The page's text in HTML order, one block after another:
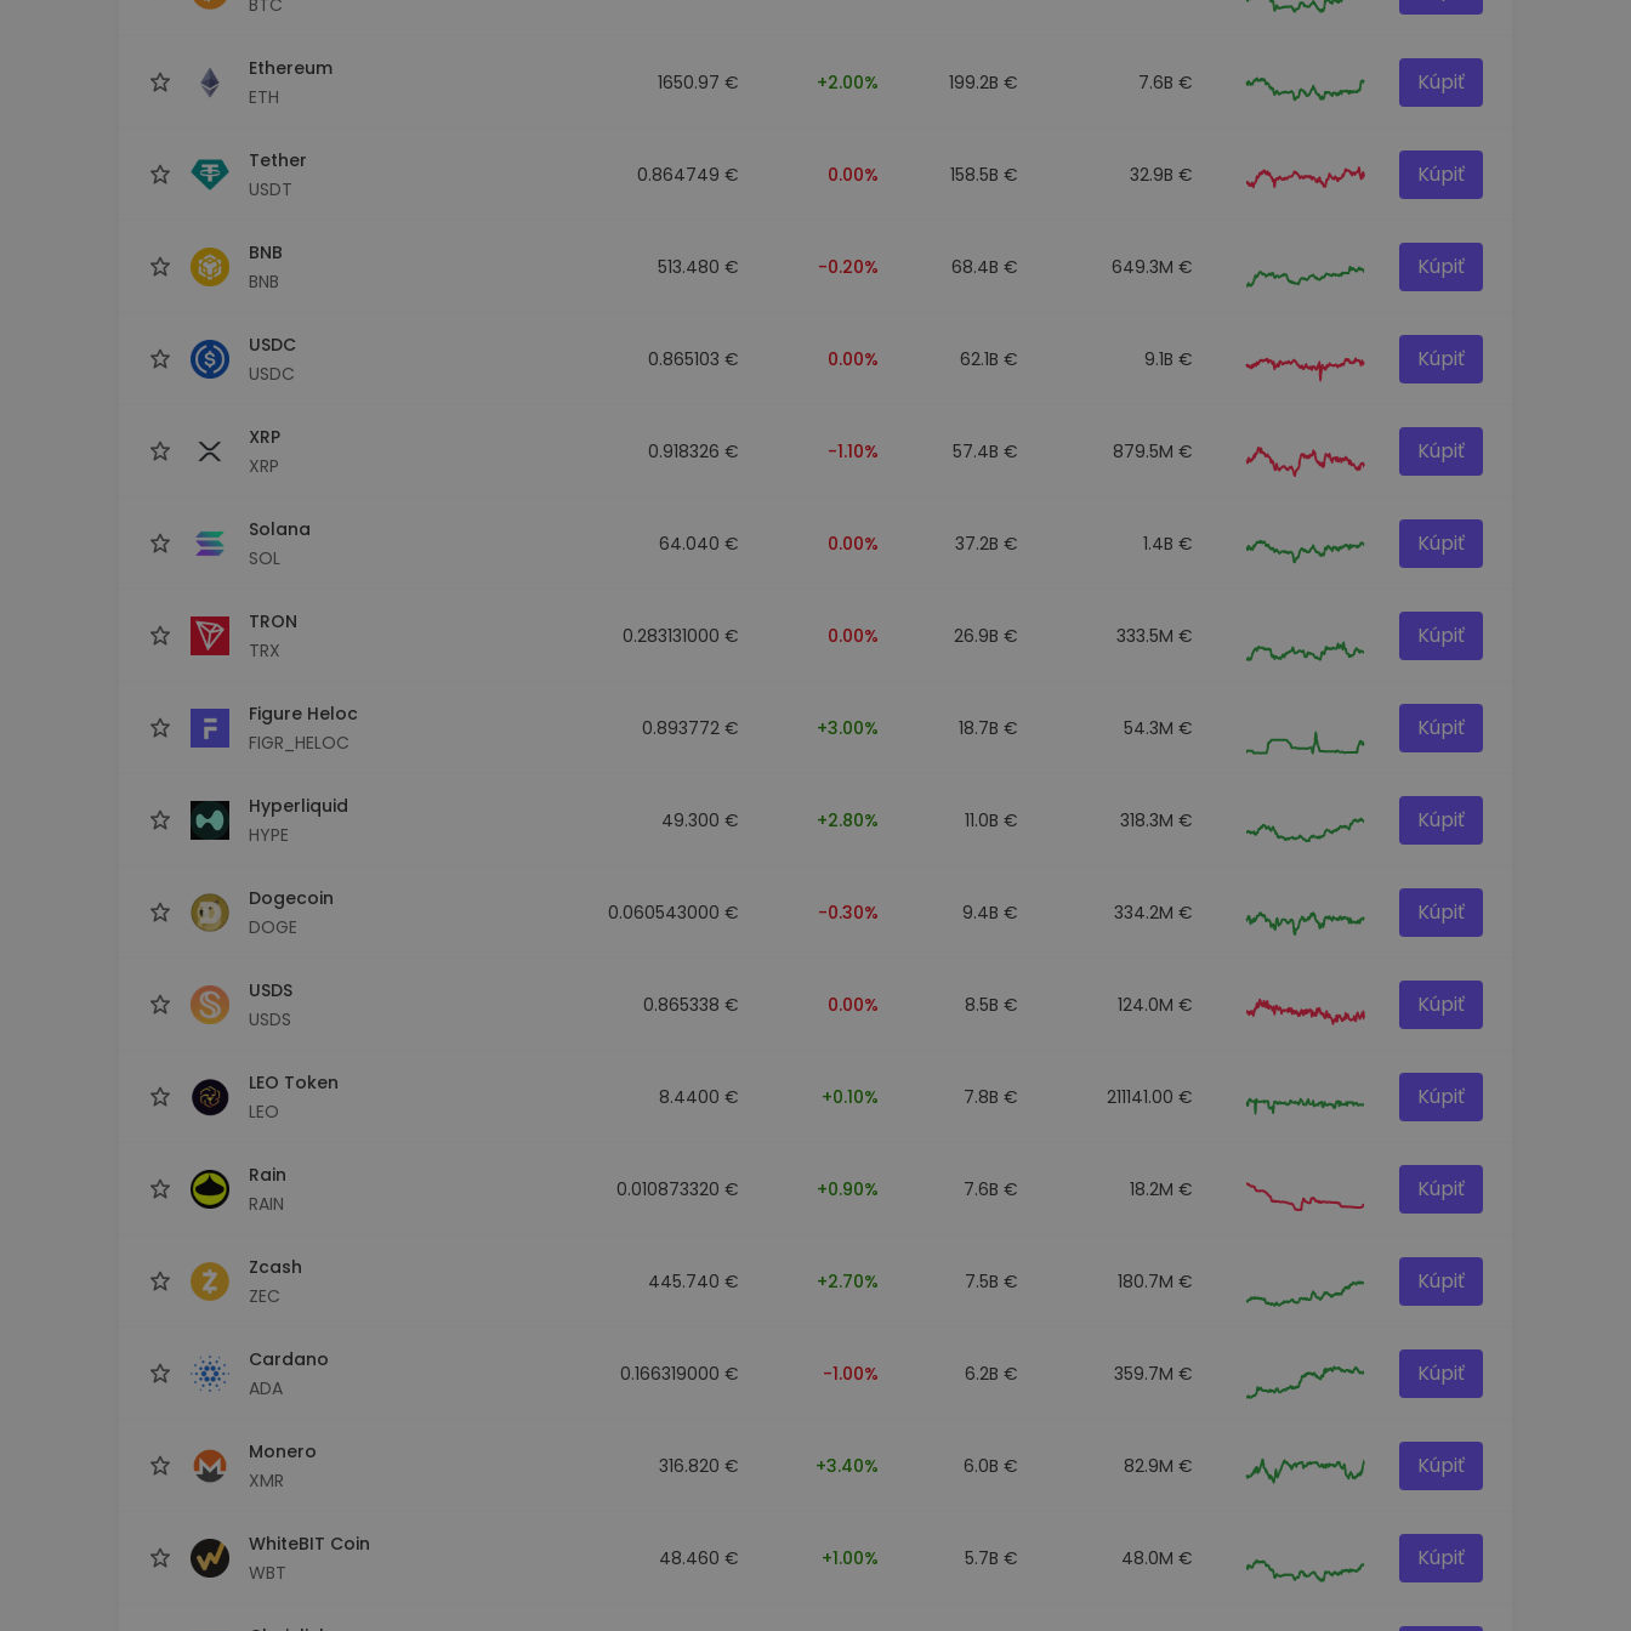
Ethereum
ETH
1650.97 € +2.00% 199.2B € 7.6B € Kúpiť
Tether
USDT
0.864749 € 0.00% 158.5B € 32.9B € Kúpiť
BNB
BNB
513.480 € -0.20% 68.4B € 649.3M € Kúpiť
USDC
USDC
0.865103 € 0.00% 62.1B € 9.1B € Kúpiť
XRP
XRP
0.918326 € -1.10% 57.4B € 879.5M € Kúpiť
Solana
SOL
64.040 € 0.00% 37.2B € 1.4B € Kúpiť
TRON
TRX
0.283131000 € 0.00% 26.9B € 333.5M € Kúpiť
Figure Heloc
FIGR_HELOC
0.893772 € +3.00% 18.7B € 54.3M € Kúpiť
Hyperliquid
HYPE
49.300 € +2.80% 11.0B € 318.3M € Kúpiť
Dogecoin
DOGE
0.060543000 € -0.30% 9.4B € 334.2M € Kúpiť
USDS
USDS
0.865338 € 0.00% 8.5B € 124.0M € Kúpiť
LEO Token
LEO
8.4400 € +0.10% 7.8B € 211141.00 € Kúpiť
Rain
RAIN
0.010873320 € +0.90% 7.6B € 18.2M € Kúpiť
Zcash
ZEC
445.740 € +2.70% 7.5B € 180.7M € Kúpiť
Cardano
ADA
0.166319000 € -1.00% 6.2B € 359.7M € Kúpiť
Monero
XMR
316.820 € +3.40% 6.0B € 82.9M € Kúpiť
WhiteBIT Coin
WBT
48.460 € +1.00% 5.7B € 48.0M € Kúpiť